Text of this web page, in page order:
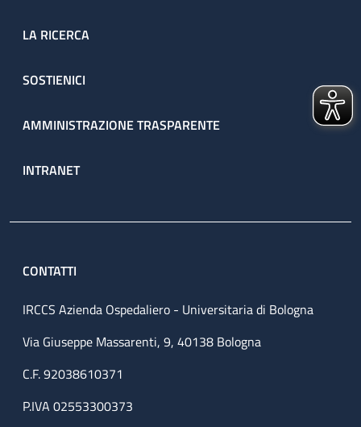
LA RICERCA
SOSTIENICI
AMMINISTRAZIONE TRASPARENTE
INTRANET
CONTATTI
IRCCS Azienda Ospedaliero - Universitaria di Bologna
Via Giuseppe Massarenti, 9, 40138 Bologna
C.F. 92038610371
P.IVA 02553300373